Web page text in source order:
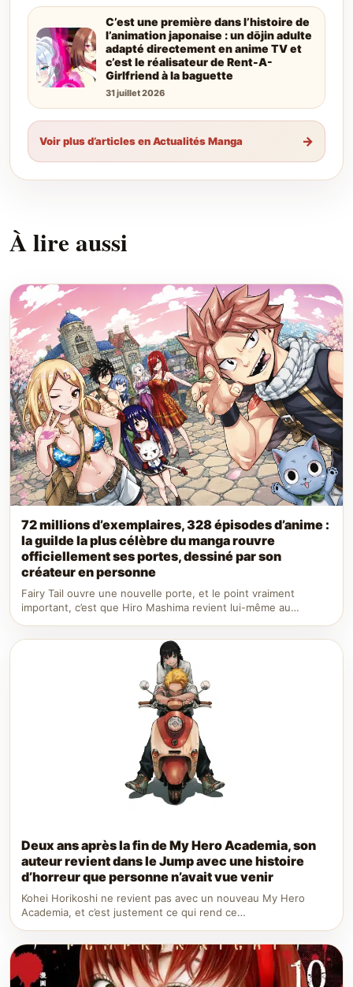
C’est une première dans l’histoire de
l’animation japonaise : un dōjin adulte
adapté directement en anime TV et
c’est le réalisateur de Rent-A-
Girlfriend à la baguette
31 juillet 2026
Voir plus d’articles en Actualités Manga →
À lire aussi
72 millions d’exemplaires, 328 épisodes d’anime :
la guilde la plus célèbre du manga rouvre
officiellement ses portes, dessiné par son
créateur en personne
Fairy Tail ouvre une nouvelle porte, et le point vraiment
important, c’est que Hiro Mashima revient lui-même au…
Deux ans après la fin de My Hero Academia, son
auteur revient dans le Jump avec une histoire
d’horreur que personne n’avait vue venir
Kohei Horikoshi ne revient pas avec un nouveau My Hero
Academia, et c’est justement ce qui rend ce…